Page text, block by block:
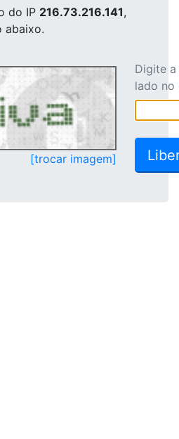
do IP 216.73.216.141,
abaixo.
[trocar imagem]
Digite
lado no